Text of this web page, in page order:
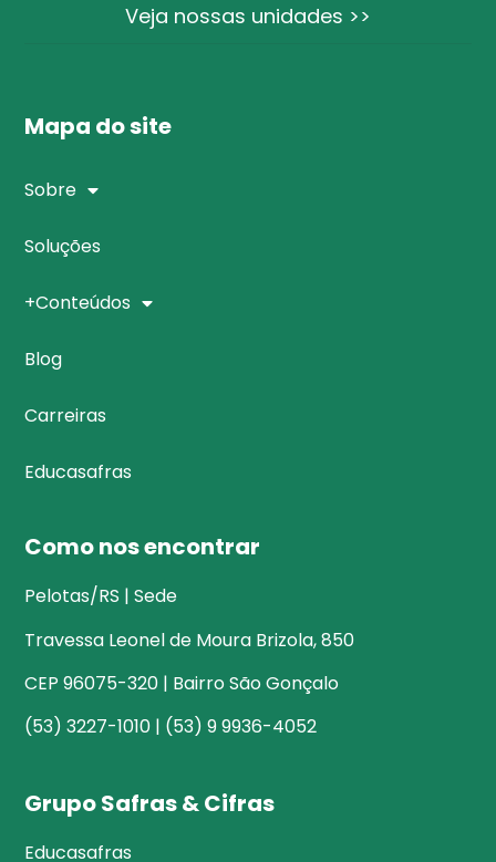
Veja nossas unidades >>
Mapa do site
Sobre
Soluções
+Conteúdos
Blog
Carreiras
Educasafras
Como nos encontrar
Pelotas/RS | Sede
Travessa Leonel de Moura Brizola, 850
CEP 96075-320 | Bairro São Gonçalo
(53) 3227-1010 | (53) 9 9936-4052
Grupo Safras & Cifras
Educasafras